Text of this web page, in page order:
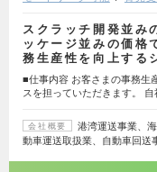
スクラッチ開発並み
ッケージ並みの価格
務生産性を向上する
■仕事内容 お客さまの事務生
スを担っていただきます。
会社概要
港湾運送事業、
動車運送取扱業、自動車回送